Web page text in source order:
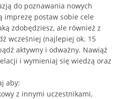
do poznawania nowych
imprezę postaw sobie cele
zdobędziesz, ale również z
wcześniej (najlepiej ok. 15
aktywny i odważny. Nawiąż
i wymieniaj się wiedzą oraz
aby:
z innymi uczestnikami,